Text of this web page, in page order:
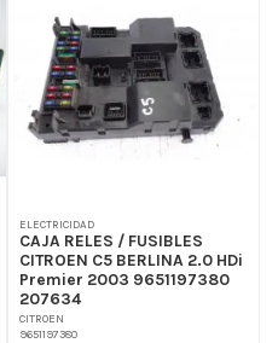
ELECTRICIDAD
CAJA RELES / FUSIBLES
CITROEN C5 BERLINA 2.0 HDi
Premier 2003 9651197380
207634
CITROEN
9651197380